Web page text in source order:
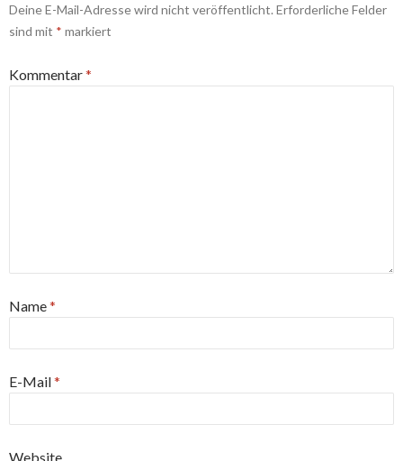
Deine E-Mail-Adresse wird nicht veröffentlicht. Erforderliche Felder
sind mit * markiert
Kommentar*
Name*
E-Mail*
Website